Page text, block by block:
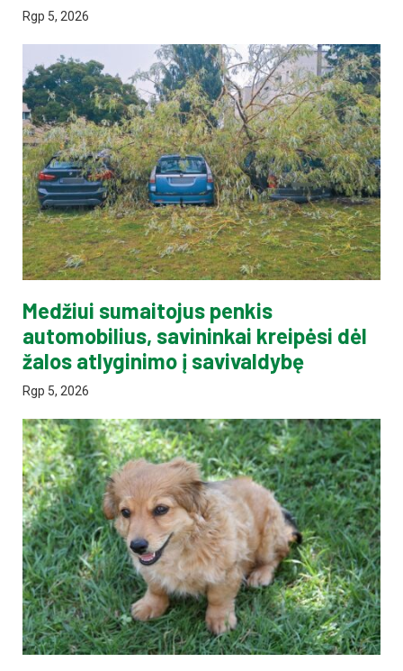
Rgp 5, 2026
Medžiui sumaitojus penkis
automobilius, savininkai kreipėsi dėl
žalos atlyginimo į savivaldybę
Rgp 5, 2026